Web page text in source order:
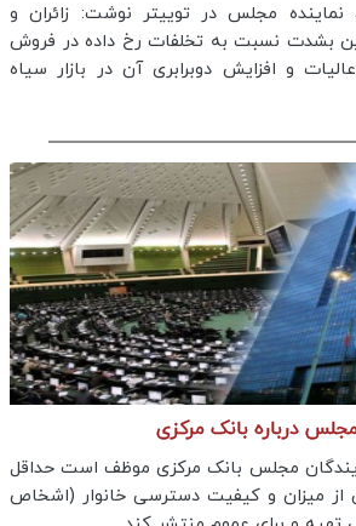
نماینده مجلس در توییتر نوشت: ‏زائران و
بشدت نسبت به تخلفات رخ داده در فروش
و افزایش دوبرابری آن در بازار سیاه
درباره بانک مرکزی
مجلس بانک مرکزی موظف است حداقل
میزان و کیفیت دسترسی خانوار (اشخاص